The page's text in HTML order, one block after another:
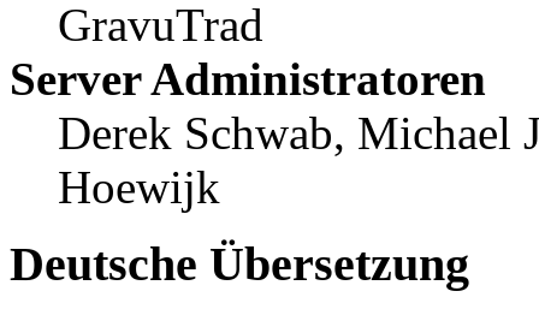
GravuTrad
Server Administratoren
Derek Schwab, Michael
Hoewijk
Deutsche Übersetzung